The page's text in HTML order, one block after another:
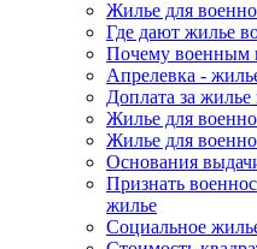
Жилье для
Где дают жилье
Почему военным
Апрелевка -
Доплата за
Жилье для
Жилье для
Основания
Признать
жилье
Социальное